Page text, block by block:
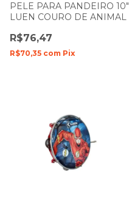
PELE PARA PANDEIRO 10"
LUEN COURO DE ANIMAL
R$76,47
R$70,35 com Pix